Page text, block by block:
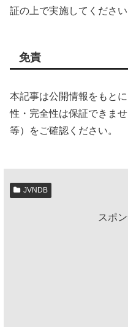
証の上で実施してください
免責
本記事は公開情報をもと
性・完全性は保証できま
等）をご確認ください。
JVNDB
スポ